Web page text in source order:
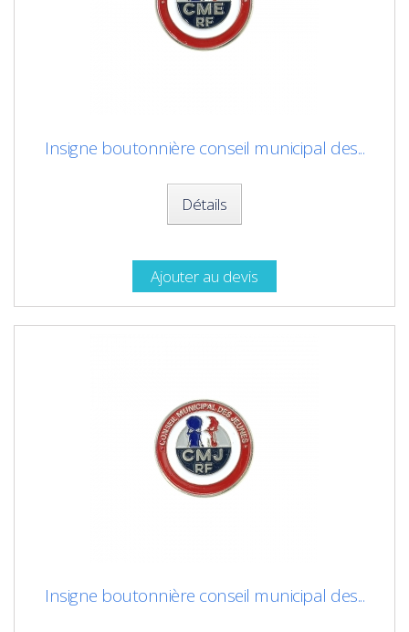
Insigne boutonnière conseil municipal des...
Détails
Ajouter au devis
Insigne boutonnière conseil municipal des...